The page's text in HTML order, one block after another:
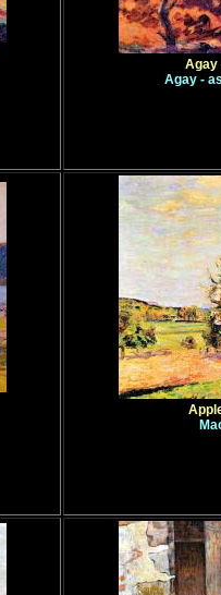
Agay
Agay -